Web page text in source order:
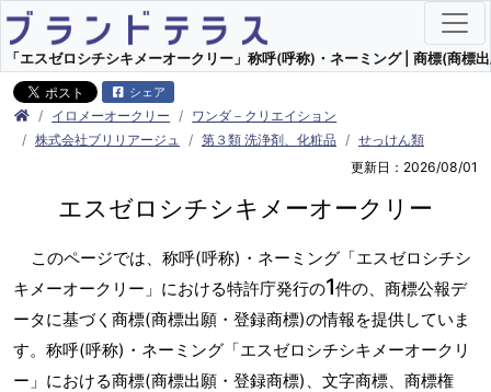
「エスゼロシチシキメーオークリー」称呼(呼称)・ネーミング | 商標(商標
シェア
イロメーオークリー
ワンダ－クリエイション
株式会社ブリリアージュ
第３類 洗浄剤、化粧品
せっけん類
更新日：2026/08/01
エスゼロシチシキメーオークリー
このページでは、称呼(呼称)・ネーミング「エスゼロシチシ
キメーオークリー」における特許庁発行の1件の、商標公報デ
ータに基づく商標(商標出願・登録商標)の情報を提供していま
す。称呼(呼称)・ネーミング「エスゼロシチシキメーオークリ
ー」における商標(商標出願・登録商標)、文字商標、商標権